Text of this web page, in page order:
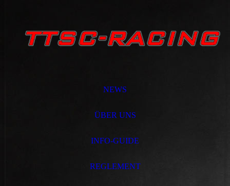
NEWS
ÜBER UNS
INFO-GUIDE
REGLEMENT